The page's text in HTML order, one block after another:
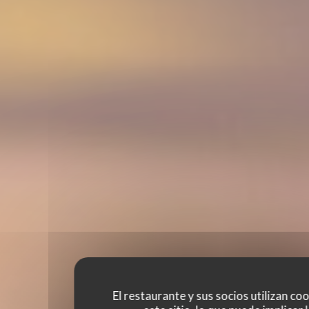
El restaurante y sus socios utilizan